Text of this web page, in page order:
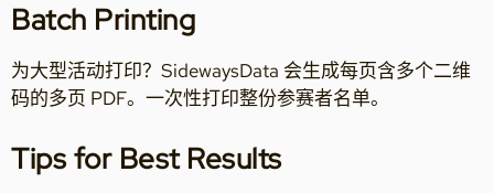
Batch Printing
为大型活动打印？SidewaysData 会生成每页含多个二维
码的多页 PDF。一次性打印整份参赛者名单。
Tips for Best Results